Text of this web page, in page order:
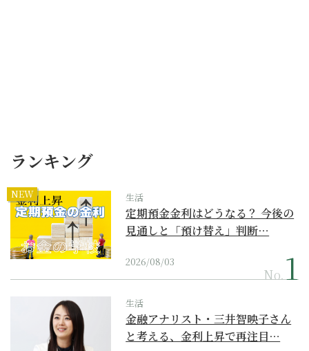
ランキング
NEW 生活
定期預金金利はどうなる？ 今後の
見通しと「預け替え」判断…
2026/08/03
No.
生活
金融アナリスト・三井智映子さん
と考える、金利上昇で再注目…